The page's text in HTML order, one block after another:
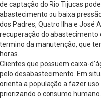
de captação do Rio Tijucas
abastecimento ou baixa
dos Padres, Quatro Ilha e José
recuperação do abastecimento
termino da manutenção, que
horas.
Clientes que possuem caixa-
pelo desabastecimento. Em
orienta a população a fazer
priorizando o consumo humano.